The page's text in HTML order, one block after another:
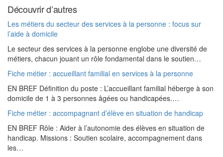
Découvrir d’autres
Les métiers du secteur des services à la personne : focus sur
l’aide à domicile
Le secteur des services à la personne englobe une diversité de
métiers, chacun jouant un rôle fondamental dans le soutien…
Fiche métier : accueillant familial en services à la personne
EN BREF Définition du poste : L’accueillant familial héberge à son
domicile de 1 à 3 personnes âgées ou handicapées.…
Fiche métier : accompagnant d’élève en situation de handicap
EN BREF Rôle : Aider à l’autonomie des élèves en situation de
handicap. Missions : Soutien scolaire, accompagnement dans
les…